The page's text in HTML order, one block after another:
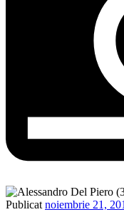
Publicat noiembrie 21,